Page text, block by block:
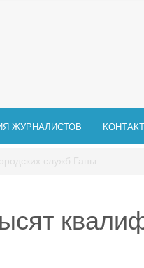
ЖУРНАЛИСТОВ
служб Ганы